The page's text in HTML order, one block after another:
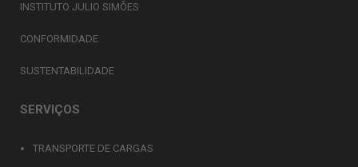
INSTITUTO JULIO SIMÕES
CONFORMIDADE
SUSTENTABILIDADE
SERVIÇOS
TRANSPORTE DE CARGAS